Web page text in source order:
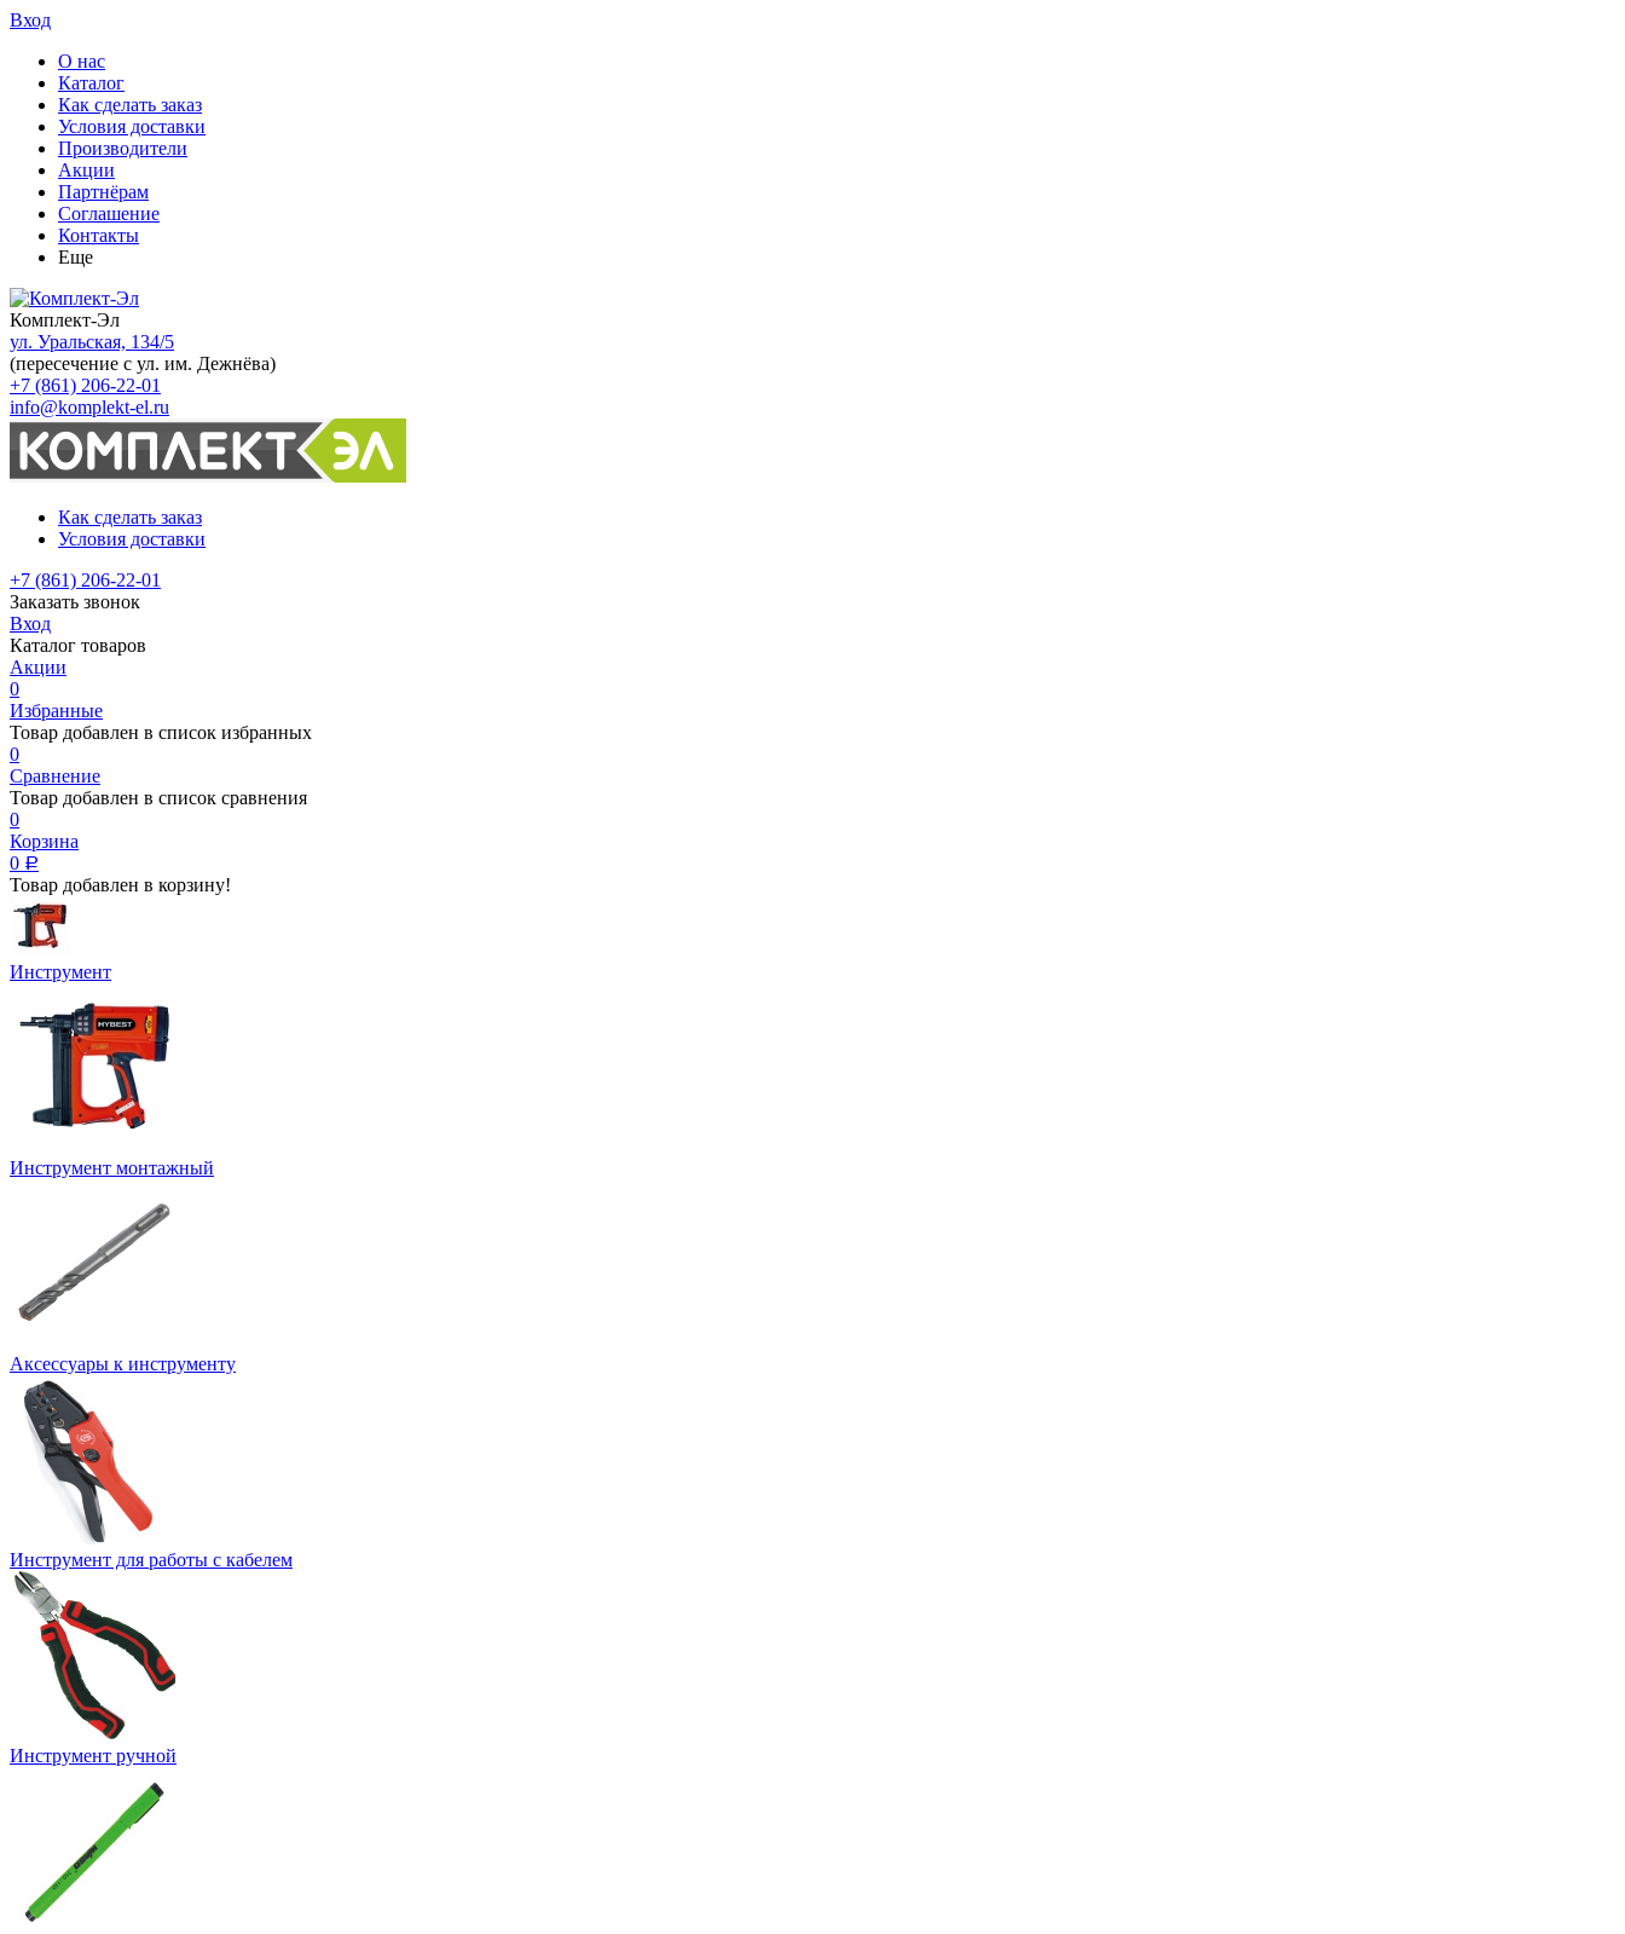
Вход
О нас
Каталог
Как сделать заказ
Условия доставки
Производители
Акции
Партнёрам
Соглашение
Контакты
Еще
Комплект-Эл
ул. Уральская, 134/5
(пересечение с ул. им. Дежнёва)
+7 (861) 206-22-01
info@komplekt-el.ru
Как сделать заказ
Условия доставки
+7 (861) 206-22-01
Заказать звонок
Вход
Каталог товаров
Акции
0
Избранные
Товар добавлен в список избранных
0
Сравнение
Товар добавлен в список сравнения
0
Корзина
0 Р
Товар добавлен в корзину!
Инструмент
Инструмент монтажный
Аксессуары к инструменту
Инструмент для работы с кабелем
Инструмент ручной